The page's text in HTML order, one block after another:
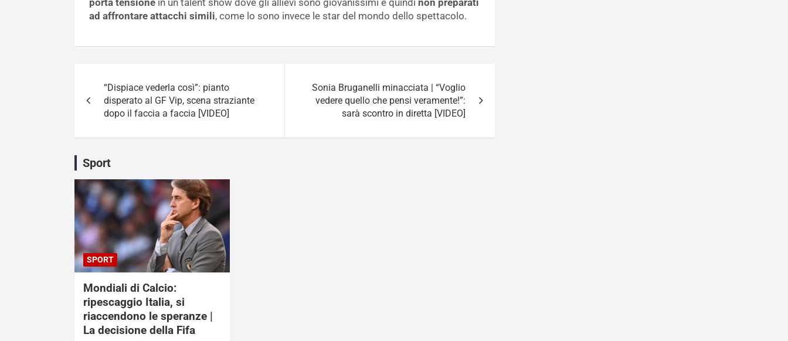
ad affrontare attacchi simili , come lo sono invece le star del mondo dello spettacolo.
articoli
“Dispiace vederla così”: pianto
disperato al GF Vip, scena straziante
dopo il faccia a faccia [VIDEO]
Sonia Bruganelli minacciata | “Voglio
vedere quello che pensi veramente!”:
sarà scontro in diretta [VIDEO]
Sport
SPORT
Mondiali di Calcio:
ripescaggio Italia, si
riaccendono le speranze |
La decisione della Fifa